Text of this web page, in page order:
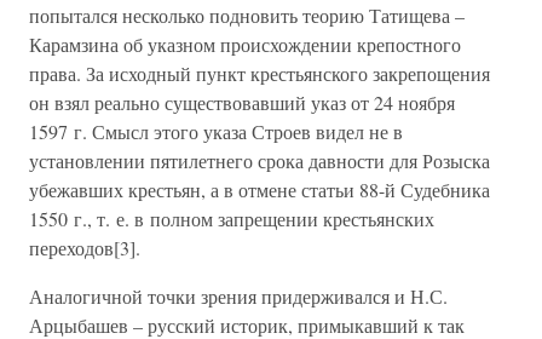
попытался несколько подновить теорию Татищева –
Карамзина об указном происхождении крепостного
права. За исходный пункт крестьянского закрепощения
он взял реально существовавший указ от 24 ноября
1597 г. Смысл этого указа Строев видел не в
установлении пятилетнего срока давности для Розыска
убежавших крестьян, а в отмене статьи 88-й Судебника
1550 г., т. е. в полном запрещении крестьянских
переходов[3].
Аналогичной точки зрения придерживался и Н.С.
Арцыбашев – русский историк, примыкавший к так